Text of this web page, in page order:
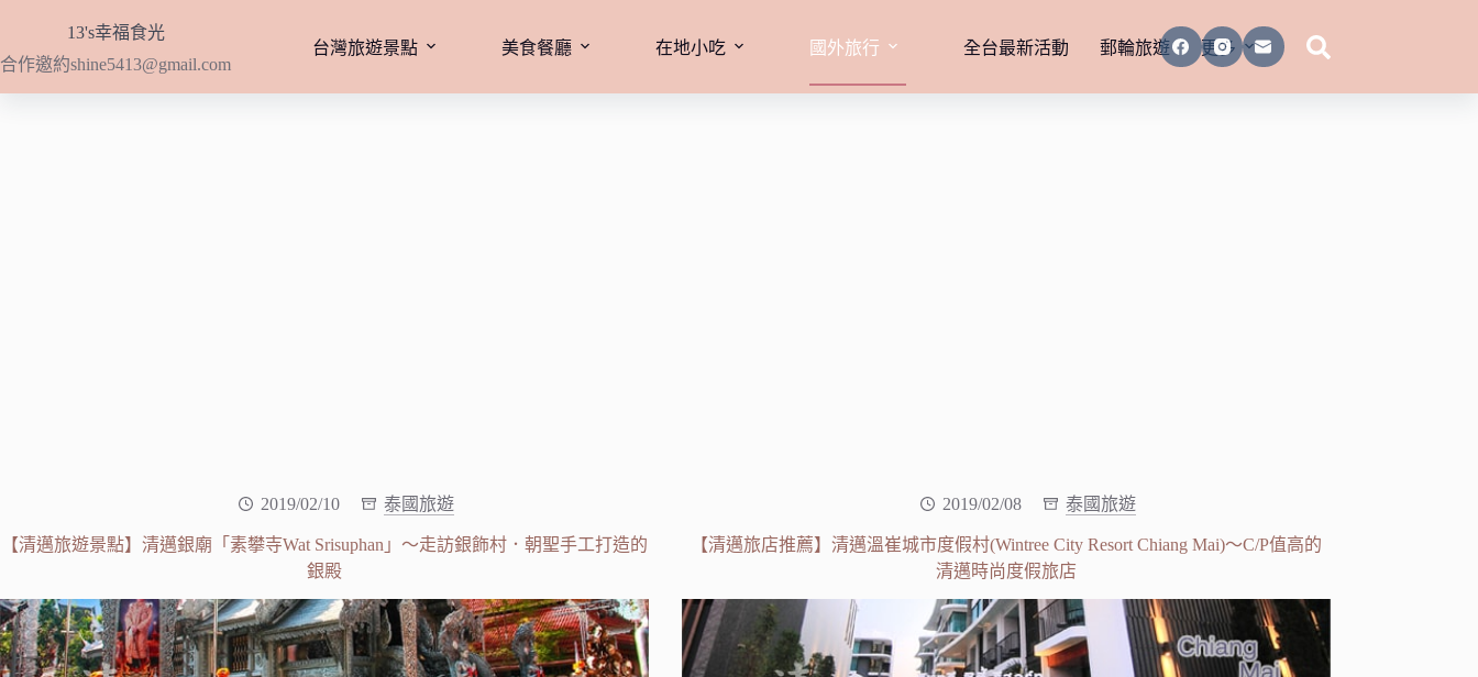
主
要
13's幸福食光
合作邀約shine5413@gmail.com
台灣旅遊景點 美食餐廳 在地小吃 國外旅行 全台最新活動 郵輪旅遊 更多
2019/02/10 泰國旅遊
【清邁旅遊景點】清邁銀廟「素攀寺Wat Srisuphan」～走訪銀飾村．朝聖手工打造的
銀殿
2019/02/08 泰國旅遊
【清邁旅店推薦】清邁溫崔城市度假村(Wintree City Resort Chiang Mai)～C/P值高的
清邁時尚度假旅店